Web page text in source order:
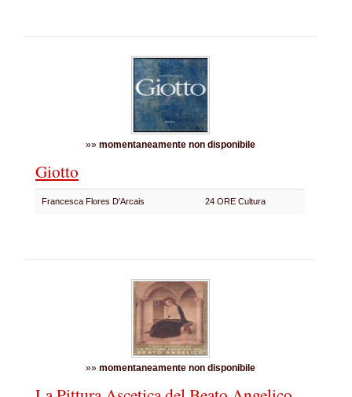
»» momentaneamente non disponibile
Giotto
Francesca Flores D'Arcais 24 ORE Cultura
»» momentaneamente non disponibile